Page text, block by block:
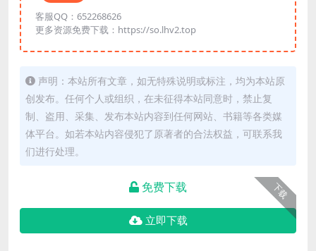
客服QQ：652268626
更多资源免费下载：https://so.lhv2.top
声明：本站所有文章，如无特殊说明或标注，均为本站原
创发布。任何个人或组织，在未征得本站同意时，禁止复
制、盗用、采集、发布本站内容到任何网站、书籍等各类媒
体平台。如若本站内容侵犯了原著者的合法权益，可联系我
们进行处理。
下载
免费下载
立即下载